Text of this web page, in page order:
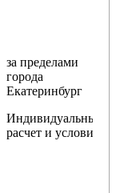
за пределами
города
Екатеринбург
Индивидуальный
расчет и условия